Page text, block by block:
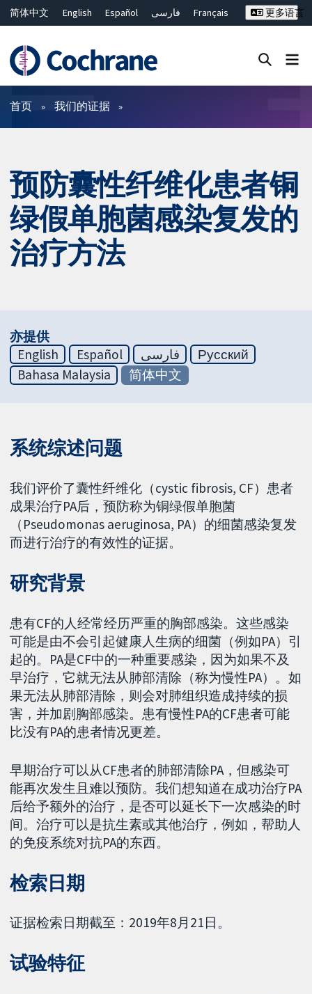
简体中文 English Español فارسی
Français
ไทย
繁體中文
更多语言
过滤
首页 我们的证据
预防囊性纤维化患者铜
绿假单胞菌感染复发的
治疗方法
亦提供
English
Español فارسی
Русский
Bahasa Malaysia
简体中文
系统综述问题
我们评价了囊性纤维化（cystic fibrosis, CF）患者
成果治疗PA后，预防称为铜绿假单胞菌
（Pseudomonas aeruginosa, PA）的细菌感染复发
而进行治疗的有效性的证据。
研究背景
患有CF的人经常经历严重的胸部感染。这些感染
可能是由不会引起健康人生病的细菌（例如PA）引
起的。PA是CF中的一种重要感染，因为如果不及
早治疗，它就无法从肺部清除（称为慢性PA）。如
果无法从肺部清除，则会对肺组织造成持续的损
害，并加剧胸部感染。患有慢性PA的CF患者可能
比没有PA的患者情况更差。
早期治疗可以从CF患者的肺部清除PA，但感染可
能再次发生且难以预防。我们想知道在成功治疗PA
后给予额外的治疗，是否可以延长下一次感染的时
间。治疗可以是抗生素或其他治疗，例如，帮助人
的免疫系统对抗PA的东西。
检索日期
证据检索日期截至：2019年8月21日。
试验特征